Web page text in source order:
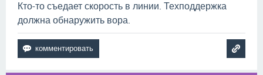
Кто-то съедает скорость в линии. Техподдержка
должна обнаружить вора.